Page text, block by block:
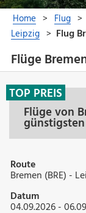
Flüge
Flüge von
TOP PREIS
Route
Bremen (BRE) -
Datum
04.09.2026 -